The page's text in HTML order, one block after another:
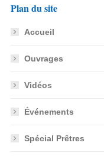
Plan du site
Accueil
Ouvrages
Vidéos
Événements
Spécial Prêtres